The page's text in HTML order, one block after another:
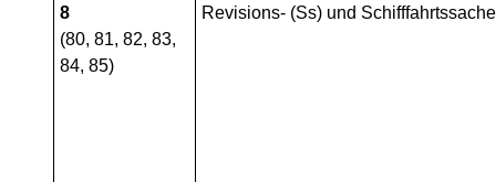
8
(80, 81, 82, 83,
84, 85)
Revisions- (Ss) und